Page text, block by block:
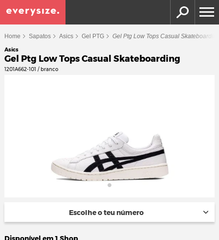
Home Sapatos Asics Gel PTG Gel Ptg Low Tops Casual
Asics
Gel Ptg Low Tops Casual Skateboarding
1201A662-101 / branco
Escolhe o teu número